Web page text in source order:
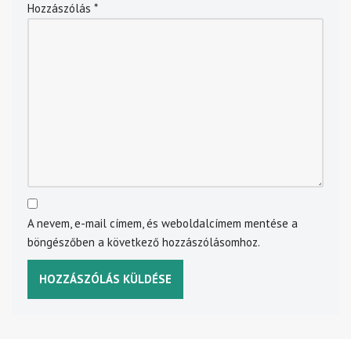
Hozzászólás *
A nevem, e-mail címem, és weboldalcímem mentése a
böngészőben a következő hozzászólásomhoz.